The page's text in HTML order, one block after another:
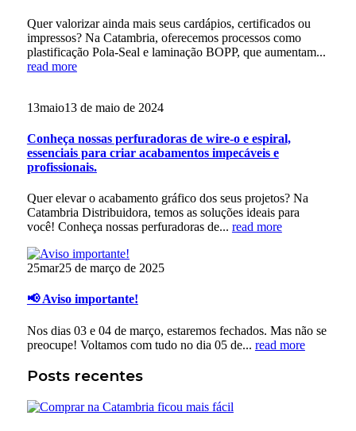
Quer valorizar ainda mais seus cardápios, certificados ou
impressos? Na Catambria, oferecemos processos como
plastificação Pola-Seal e laminação BOPP, que aumentam...
read more
13maio13 de maio de 2024
Conheça nossas perfuradoras de wire-o e espiral,
essenciais para criar acabamentos impecáveis e
profissionais.
Quer elevar o acabamento gráfico dos seus projetos? Na
Catambria Distribuidora, temos as soluções ideais para
você! Conheça nossas perfuradoras de... read more
25mar25 de março de 2025
📢 Aviso importante!
Nos dias 03 e 04 de março, estaremos fechados. Mas não se
preocupe! Voltamos com tudo no dia 05 de... read more
Posts recentes